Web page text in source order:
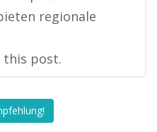
regionale
this post.